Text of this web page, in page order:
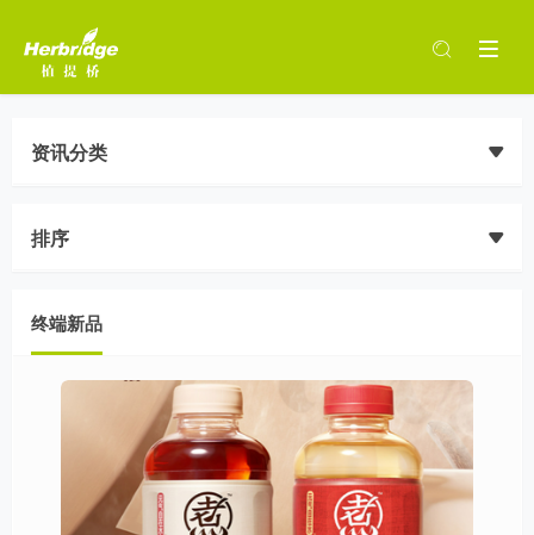
资讯分类
排序
终端新品